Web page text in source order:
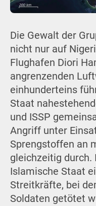
Die Gewalt der
nicht nur auf
Flughafen Diori
angrenzenden
einhunderteins
Staat
und ISSP
Angriff unter
Sprengstoffen an
gleichzeitig durch.
Islamische Staat
Streitkräfte, bei
Soldaten getötet